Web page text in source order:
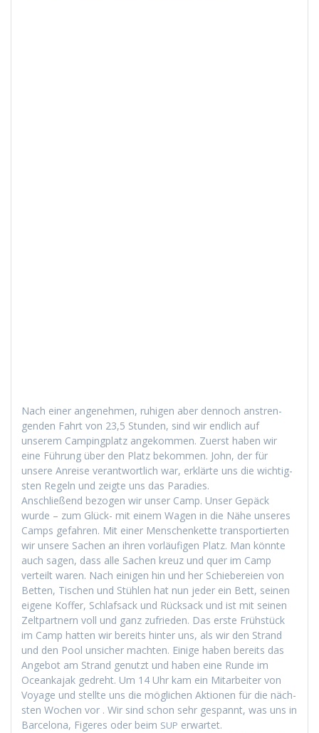
Nach ein­er angenehmen, ruhi­gen aber den­noch anstren­
gen­den Fahrt von 23,5 Stun­den, sind wir endlich auf
unserem Camp­ing­platz angekom­men. Zuerst haben wir
eine Führung über den Platz bekom­men. John, der für
unsere Anreise ver­ant­wortlich war, erk­lärte uns die wichtig­
sten Regeln und zeigte uns das Paradies.
Anschließend bezo­gen wir unser Camp. Unser Gepäck
wurde – zum Glück- mit einem Wagen in die Nähe unseres
Camps gefahren. Mit ein­er Men­schen­kette trans­portierten
wir unsere Sachen an ihren vor­läu­fi­gen Platz. Man kön­nte
auch sagen, dass alle Sachen kreuz und quer im Camp
verteilt waren. Nach eini­gen hin und her Schiebereien von
Bet­ten, Tis­chen und Stühlen hat nun jed­er ein Bett, seinen
eigene Kof­fer, Schlaf­sack und Rück­sack und ist mit seinen
Zelt­part­nern voll und ganz zufrieden. Das erste Früh­stück
im Camp hat­ten wir bere­its hin­ter uns, als wir den Strand
und den Pool unsich­er macht­en. Einige haben bere­its das
Ange­bot am Strand genutzt und haben eine Runde im
Oceanka­jak gedreht. Um 14 Uhr kam ein Mitar­beit­er von
Voy­age und stellte uns die möglichen Aktio­nen für die näch­
sten Wochen vor . Wir sind schon sehr ges­pan­nt, was uns in
Barcelona, Figeres oder beim SUP erwartet.